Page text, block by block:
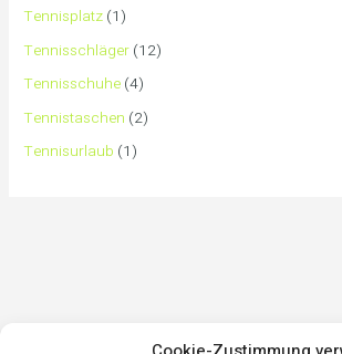
Tennisplatz (1)
Tennisschläger (12)
Tennisschuhe (4)
Tennistaschen (2)
Tennisurlaub (1)